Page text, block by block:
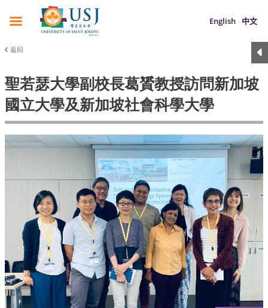
English 中文
返回
聖若瑟大學副校長葛贇教授訪問新加坡
國立大學及新加坡社會科學大學